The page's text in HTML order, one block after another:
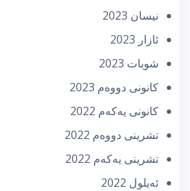
نیسان 2023
ئازار 2023
شوبات 2023
كانونی دووه‌م 2023
كانونی یه‌كه‌م 2022
تشرینی دووه‌م 2022
تشرینی یه‌كه‌م 2022
ئه‌یلول 2022